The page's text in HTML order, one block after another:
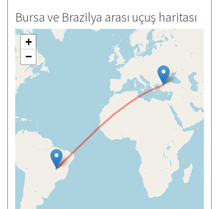
Bursa ve Brazilya arası uçuş haritası
+
−